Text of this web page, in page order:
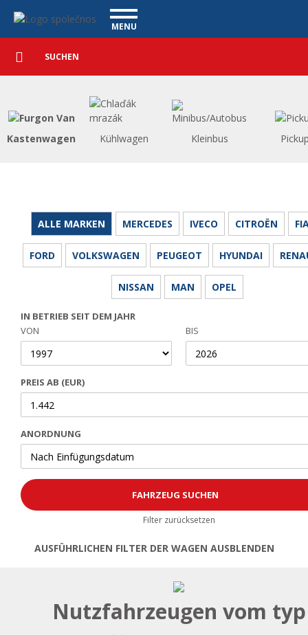
Nutzfahrzeuge - VanscentreNavigace
MENU
NUTZFAHRZEUGE
PERSONENKRAFTWAGEN
WAGENAUSKAUF
WAS BIETEN WIR AN
FINANZIERUNG
REFERENZ
Detaillierte
Suche Suchen
Kastenwagen Kühlwagen Kleinbus
ALLE MARKEN MERCEDES IVECO CITROËN
FORD VOLKSWAGEN PEUGEOT HYUNDAI
NISSAN MAN OPEL
IN BETRIEB SEIT DEM JAHR
VON
BIS
PREIS AB (EUR)
ANORDNUNG
Filter zurücksetzen
AUSFÜHRLICHEN FILTER DER WAGEN AUSBLENDEN
Öffnen | Filter schließen
Nutzfahrzeugen vom typ